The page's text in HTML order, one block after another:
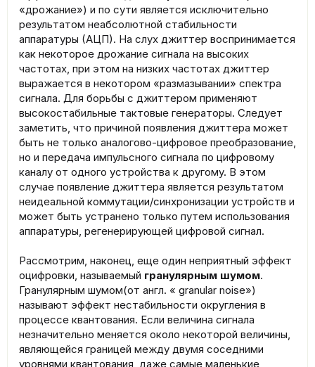
«дрожание») и по сути является исключительно
результатом неабсолютной стабильности
аппаратуры (АЦП). На слух джиттер воспринимается
как некоторое дрожание сигнала на высоких
частотах, при этом на низких частотах джиттер
выражается в некотором «размазывании» спектра
сигнала. Для борьбы с джиттером применяют
высокостабильные тактовые генераторы. Следует
заметить, что причиной появления джиттера может
быть не только аналогово-цифровое преобразование,
но и передача импульсного сигнала по цифровому
каналу от одного устройства к другому. В этом
случае появление джиттера является результатом
неидеальной коммутации/синхронизации устройств и
может быть устранено только путем использования
аппаратуры, регенерирующей цифровой сигнал.
Рассмотрим, наконец, еще один неприятный эффект
оцифровки, называемый гранулярным шумом.
Гранулярным шумом(от англ. « granular noise»)
называют эффект нестабильности округления в
процессе квантования. Если величина сигнала
незначительно меняется около некоторой величины,
являющейся границей между двумя соседними
уровнями квантования, даже самые маленькие